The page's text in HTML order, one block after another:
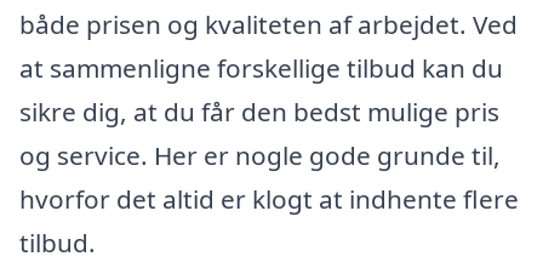
både prisen og kvaliteten af arbejdet. Ved
at sammenligne forskellige tilbud kan du
sikre dig, at du får den bedst mulige pris
og service. Her er nogle gode grunde til,
hvorfor det altid er klogt at indhente flere
tilbud.